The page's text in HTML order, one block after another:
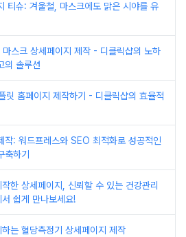
티슈: 겨울철, 마스크에도 맑은 시야를 유
스크 상세페이지 제작 - 디클릭샵의 노하
의 솔루션
릿 홈페이지 제작하기 - 디클릭샵의 효율적
작: 워드프레스와 SEO 최적화로 성공적인
축하기
한 상세페이지, 신뢰할 수 있는 건강관리
쉽게 만나보세요!
는 혈당측정기 상세페이지 제작